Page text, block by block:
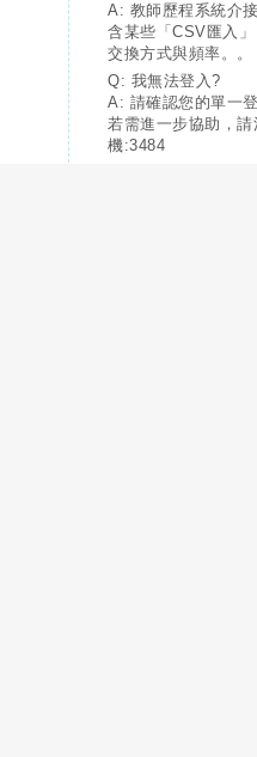
A: 教師歷程系統介
含某些「CSV匯入
交換方式與頻率。。
Q: 我無法登入?
A: 請確認您的單一
若需進一步協助，
機:3484